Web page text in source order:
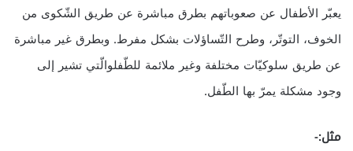
يعبّر الأطفال عن صعوباتهم بطرق مباشرة عن طريق الشّكوى من
الخوف، التوتّر، وطرح التّساؤلات بشكل مفرط. وبطرق غير مباشرة
عن طريق سلوكيّات مختلفة وغير ملائمة للطّفلوالّتي تشير إلى
وجود مشكلة يمرّ بها الطّفل.
مثل:-